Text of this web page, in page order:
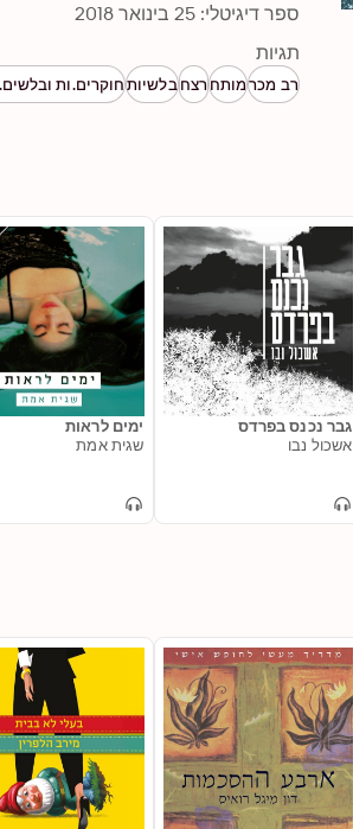
ספר דיגיטלי: 25 בינואר 2018
תגיות
רב מכרמותחרצח בלשיותחוקרים.ות
גבר נכנס בפרדס
אשכול נבו
ימים לראות
שגית אמת